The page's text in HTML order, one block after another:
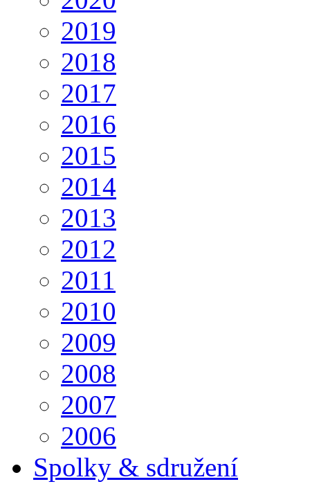
2019
2018
2017
2016
2015
2014
2013
2012
2011
2010
2009
2008
2007
2006
Spolky & sdružení